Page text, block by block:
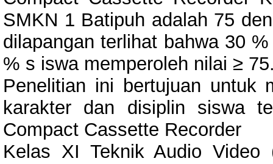
SMKN 1 Batipuh adalah 75
dilapangan terlihat bahwa 30
% s iswa memperoleh nilai ≥
Penelitian ini bertujuan untuk
karakter dan disiplin siswa
Compact Cassette Recorder
Kelas XI Teknik Audio